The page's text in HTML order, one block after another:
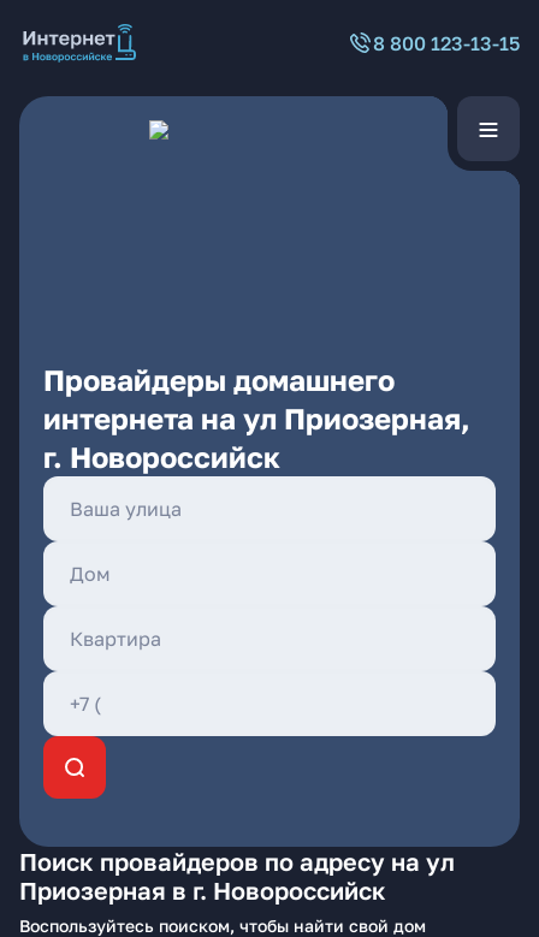
8 800 123-13-15
Провайдеры домашнего
интернета на ул Приозерная,
г. Новороссийск
Поиск провайдеров по адресу на ул
Приозерная в г. Новороссийск
Воспользуйтесь поиском, чтобы найти свой дом